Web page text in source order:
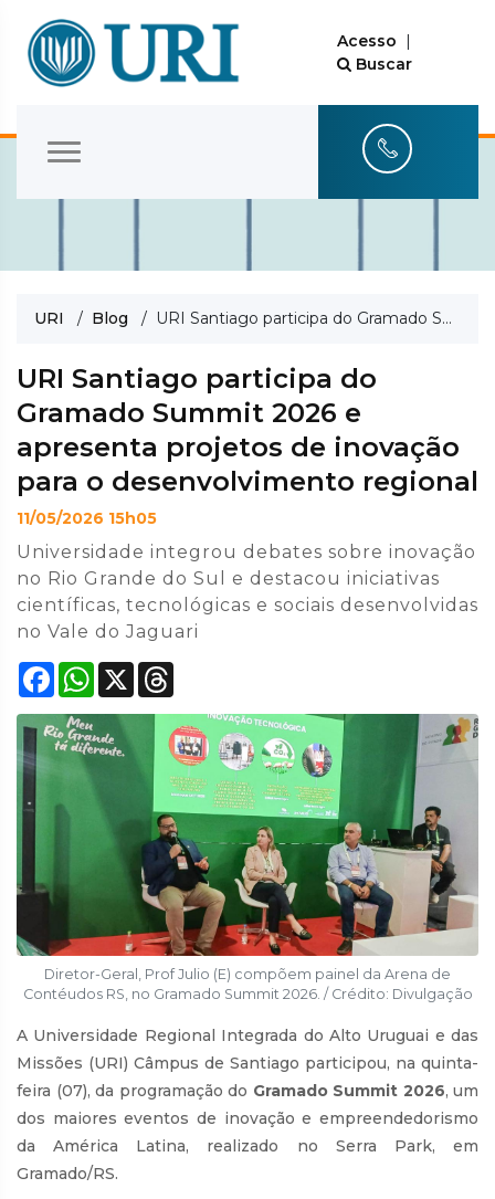
Acesso |
Buscar
URI / Blog / URI Santiago participa do Gramado Summit 2026 e apresenta projetos de inovação para o desenvolvimento regional
URI Santiago participa do
Gramado Summit 2026 e
apresenta projetos de inovação
para o desenvolvimento regional
11/05/2026 15h05
Universidade integrou debates sobre inovação
no Rio Grande do Sul e destacou iniciativas
científicas, tecnológicas e sociais desenvolvidas
no Vale do Jaguari
Facebook
WhatsApp
X Threads
Diretor-Geral, Prof Julio (E) compõem painel da Arena de
Contéudos RS, no Gramado Summit 2026. / Crédito: Divulgação
A Universidade Regional Integrada do Alto Uruguai e das
Missões (URI) Câmpus de Santiago participou, na quinta-
feira (07), da programação do Gramado Summit 2026, um
dos maiores eventos de inovação e empreendedorismo
da América Latina, realizado no Serra Park, em
Gramado/RS.